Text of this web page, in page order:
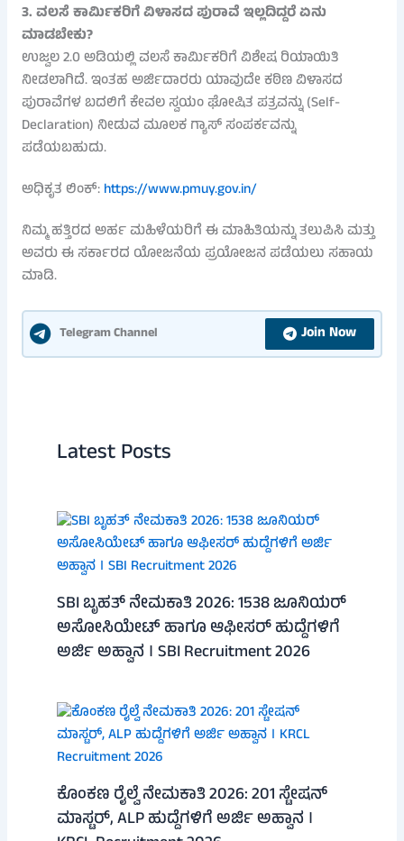
3. ವಲಸೆ ಕಾರ್ಮಿಕರಿಗೆ ವಿಳಾಸದ ಪುರಾವೆ ಇಲ್ಲದಿದ್ದರೆ ಏನು
ಮಾಡಬೇಕು?
ಉಜ್ವಲ 2.0 ಅಡಿಯಲ್ಲಿ ವಲಸೆ ಕಾರ್ಮಿಕರಿಗೆ ವಿಶೇಷ ರಿಯಾಯಿತಿ
ನೀಡಲಾಗಿದೆ. ಇಂತಹ ಅರ್ಜಿದಾರರು ಯಾವುದೇ ಕಠಿಣ ವಿಳಾಸದ
ಪುರಾವೆಗಳ ಬದಲಿಗೆ ಕೇವಲ ಸ್ವಯಂ ಘೋಷಿತ ಪತ್ರವನ್ನು (Self-
Declaration) ನೀಡುವ ಮೂಲಕ ಗ್ಯಾಸ್ ಸಂಪರ್ಕವನ್ನು
ಪಡೆಯಬಹುದು.
ಅಧಿಕೃತ ಲಿಂಕ್:https://www.pmuy.gov.in/
ನಿಮ್ಮ ಹತ್ತಿರದ ಅರ್ಹ ಮಹಿಳೆಯರಿಗೆ ಈ ಮಾಹಿತಿಯನ್ನು ತಲುಪಿಸಿ ಮತ್ತು
ಅವರು ಈ ಸರ್ಕಾರದ ಯೋಜನೆಯ ಪ್ರಯೋಜನ ಪಡೆಯಲು ಸಹಾಯ
ಮಾಡಿ.
Telegram Channel Join Now
Latest Posts
SBI ಬೃಹತ್ ನೇಮಕಾತಿ 2026: 1538 ಜೂನಿಯರ್
ಅಸೋಸಿಯೇಟ್ ಹಾಗೂ ಆಫೀಸರ್ ಹುದ್ದೆಗಳಿಗೆ
ಅರ್ಜಿ ಅಹ್ವಾನ । SBI Recruitment 2026
ಕೊಂಕಣ ರೈಲ್ವೆ ನೇಮಕಾತಿ 2026: 201 ಸ್ಟೇಷನ್
ಮಾಸ್ಟರ್, ALP ಹುದ್ದೆಗಳಿಗೆ ಅರ್ಜಿ ಅಹ್ವಾನ ।